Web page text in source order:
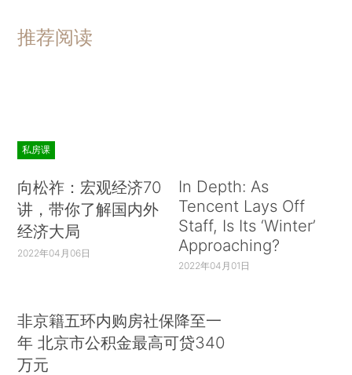
推荐阅读
私房课
向松祚：宏观经济70
讲，带你了解国内外
经济大局
2022年04月06日
In Depth: As
Tencent Lays Off
Staff, Is Its ‘Winter’
Approaching?
2022年04月01日
非京籍五环内购房社保降至一
年 北京市公积金最高可贷340
万元